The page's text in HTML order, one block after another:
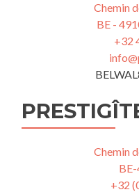
Chemin
BE -
+32
Chemin
+32